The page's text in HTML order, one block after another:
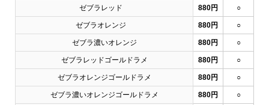
ゼブラレッド 880円 ○
ゼブラオレンジ 880円 ○
ゼブラ濃いオレンジ 880円 ○
ゼブラレッドゴールドラメ 880円 ○
ゼブラオレンジゴールドラメ 880円 ○
ゼブラ濃いオレンジゴールドラメ 880円 ○